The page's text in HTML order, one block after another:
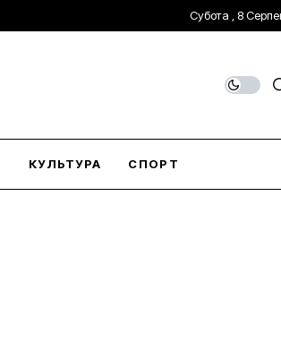
Субота , 8
КУЛЬТУРА СПОРТ